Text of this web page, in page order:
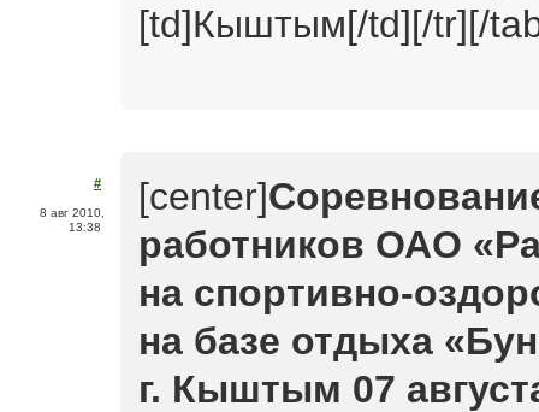
[td]Кыштым[/td][/tr][/
#
8 авг 2010,
13:38
[center]
работников ОАО
на спортивно-
на базе отдыха
г. Кыштым 07